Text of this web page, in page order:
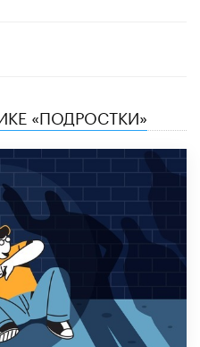
«ПОДРОСТКИ»